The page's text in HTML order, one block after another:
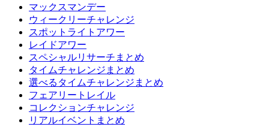
マックスマンデー
ウィークリーチャレンジ
スポットライトアワー
レイドアワー
スペシャルリサーチまとめ
タイムチャレンジまとめ
選べるタイムチャレンジまとめ
フェアリートレイル
コレクションチャレンジ
リアルイベントまとめ